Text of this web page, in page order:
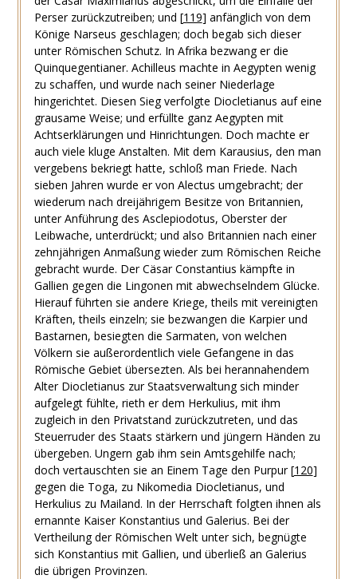
Perser zurückzutreiben; und [119] anfänglich von dem
Könige Narseus geschlagen; doch begab sich dieser
unter Römischen Schutz. In Afrika bezwang er die
Quinquegentianer. Achilleus machte in Aegypten wenig
zu schaffen, und wurde nach seiner Niederlage
hingerichtet. Diesen Sieg verfolgte Diocletianus auf eine
grausame Weise; und erfüllte ganz Aegypten mit
Achtserklärungen und Hinrichtungen. Doch machte er
auch viele kluge Anstalten. Mit dem Karausius, den man
vergebens bekriegt hatte, schloß man Friede. Nach
sieben Jahren wurde er von Alectus umgebracht; der
wiederum nach dreijährigem Besitze von Britannien,
unter Anführung des Asclepiodotus, Oberster der
Leibwache, unterdrückt; und also Britannien nach einer
zehnjährigen Anmaßung wieder zum Römischen Reiche
gebracht wurde. Der Cäsar Constantius kämpfte in
Gallien gegen die Lingonen mit abwechselndem Glücke.
Hierauf führten sie andere Kriege, theils mit vereinigten
Kräften, theils einzeln; sie bezwangen die Karpier und
Bastarnen, besiegten die Sarmaten, von welchen
Völkern sie außerordentlich viele Gefangene in das
Römische Gebiet übersezten. Als bei herannahendem
Alter Diocletianus zur Staatsverwaltung sich minder
aufgelegt fühlte, rieth er dem Herkulius, mit ihm
zugleich in den Privatstand zurückzutreten, und das
Steuerruder des Staats stärkern und jüngern Händen zu
übergeben. Ungern gab ihm sein Amtsgehilfe nach;
doch vertauschten sie an Einem Tage den Purpur[120]
gegen die Toga, zu Nikomedia Diocletianus, und
Herkulius zu Mailand. In der Herrschaft folgten ihnen als
ernannte Kaiser Konstantius und Galerius. Bei der
Vertheilung der Römischen Welt unter sich, begnügte
sich Konstantius mit Gallien, und überließ an Galerius
die übrigen Provinzen.